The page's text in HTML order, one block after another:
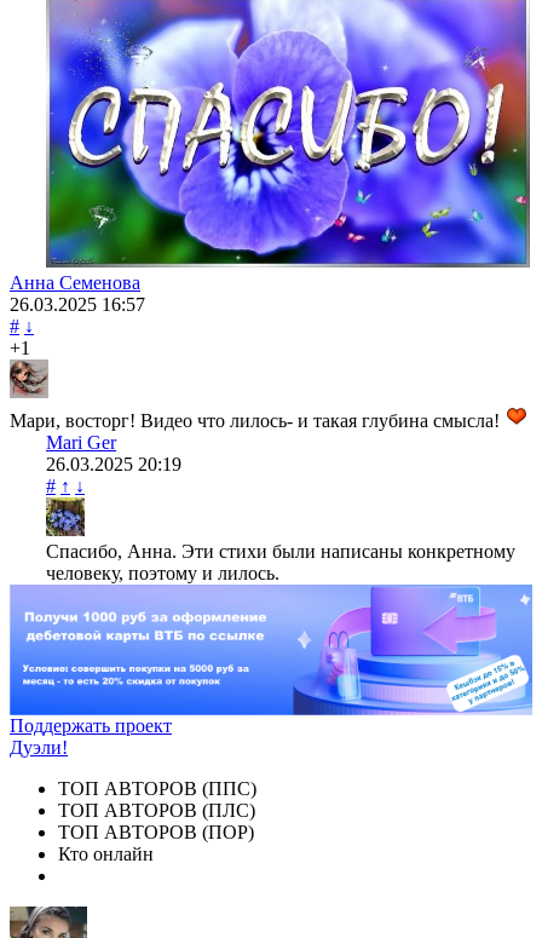
Анна Семенова
26.03.2025 16:57
# ↓
+1
Мари, восторг! Видео что лилось- и такая глубина смысла!
Mari Ger
26.03.2025 20:19
# ↑ ↓
Спасибо, Анна. Эти стихи были написаны конкретному
человеку, поэтому и лилось.
Поддержать проект
Дуэли!
ТОП АВТОРОВ (ППС)
ТОП АВТОРОВ (ПЛС)
ТОП АВТОРОВ (ПОР)
Кто онлайн